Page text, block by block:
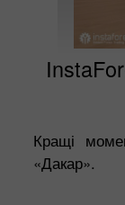
Кращі
«Дакар».